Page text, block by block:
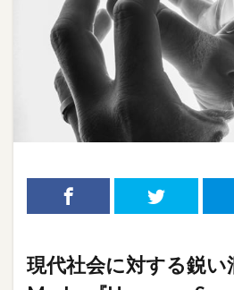
現代社会に対する鋭い